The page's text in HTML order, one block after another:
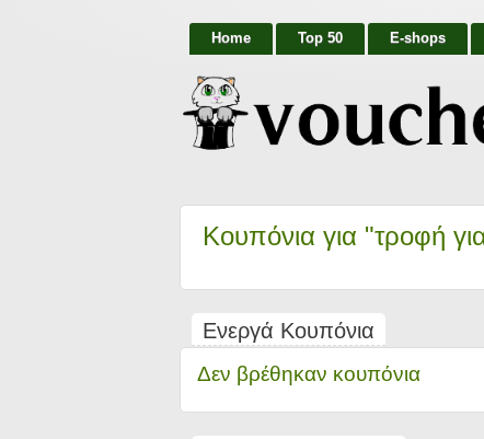
Home Top 50 E-shops
Κουπόνια για "τροφή
Ενεργά Κουπόνια
Δεν βρέθηκαν κουπόνια